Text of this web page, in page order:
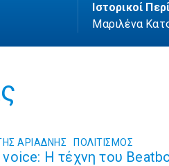
Ιστορικοί
Μαριλένα
ΑΡΙΑΔΝΗΣ ΠΟΛΙΤΙΣΜΌΣ
voice: Η τέχνη του